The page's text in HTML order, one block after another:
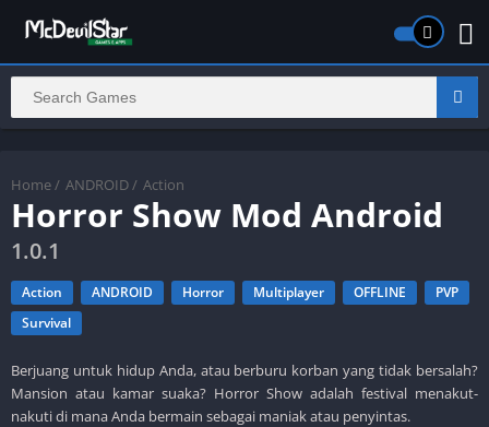
Home / ANDROID / Action
Horror Show Mod Android
1.0.1
Action ANDROID Horror Multiplayer OFFLINE
PVP
Survival
Berjuang untuk hidup Anda, atau berburu korban yang tidak bersalah?
Mansion atau kamar suaka? Horror Show adalah festival menakut-
nakuti di mana Anda bermain sebagai maniak atau penyintas.